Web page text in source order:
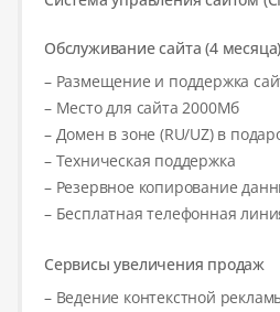
Обслуживание сайта (4 месяца)
– Размещение и поддержка
– Место для сайта 2000Мб
– Домен в зоне (RU/UZ) в
– Техническая поддержка
– Резервное копирование
– Бесплатная телефонная
Сервисы увеличения продаж
– Ведение контекстной